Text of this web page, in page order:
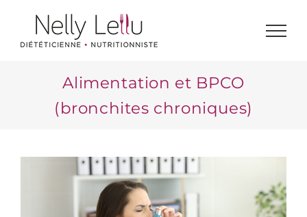
contenu
Alimentation et BPCO
(bronchites chroniques)